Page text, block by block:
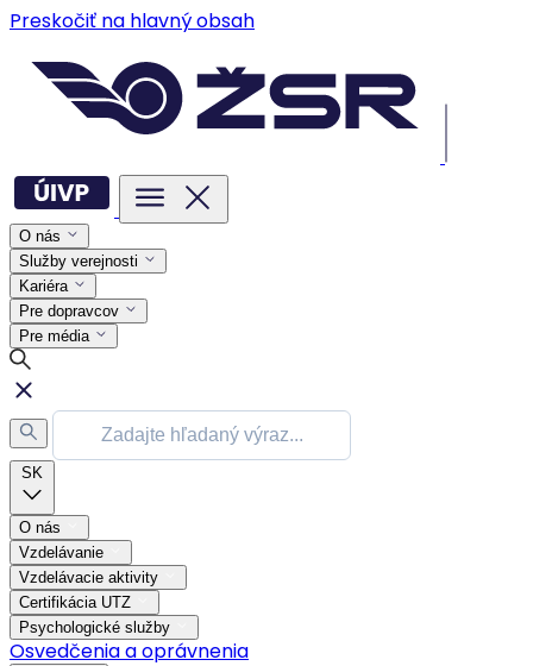
Preskočiť na hlavný obsah
O nás
Služby verejnosti
Kariéra
Pre dopravcov
Pre média
SK
O nás
Vzdelávanie
Vzdelávacie aktivity
Certifikácia UTZ
Psychologické služby
Osvedčenia a oprávnenia